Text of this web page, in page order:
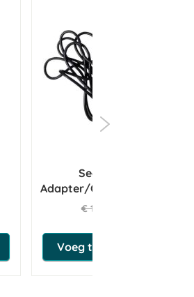
Sectolin Clipper
Adapter/Oplader t.b.v. SE-210
€ 16,45
Voeg toe aan winkeltas